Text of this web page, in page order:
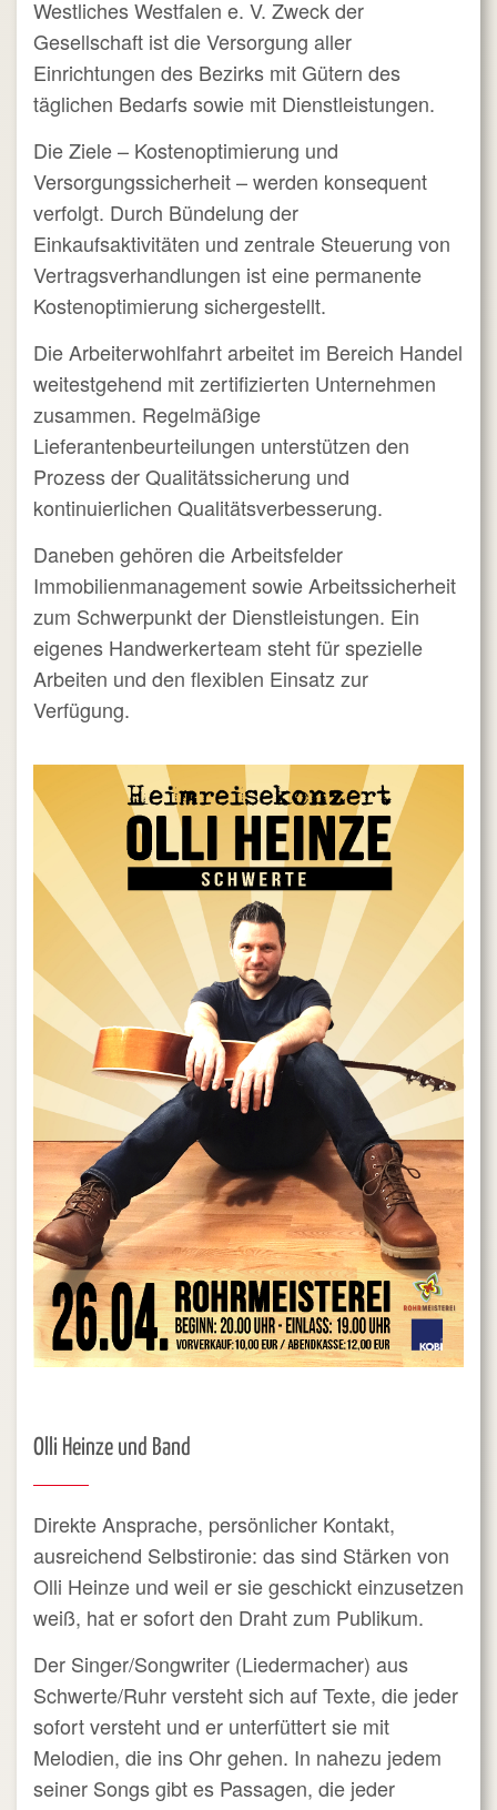
Westliches Westfalen e. V. Zweck der
Gesellschaft ist die Versorgung aller
Einrichtungen des Bezirks mit Gütern des
täglichen Bedarfs sowie mit Dienstleistungen.
Die Ziele – Kostenoptimierung und
Versorgungssicherheit – werden konsequent
verfolgt. Durch Bündelung der
Einkaufsaktivitäten und zentrale Steuerung von
Vertragsverhandlungen ist eine permanente
Kostenoptimierung sichergestellt.
Die Arbeiterwohlfahrt arbeitet im Bereich Handel
weitestgehend mit zertifizierten Unternehmen
zusammen. Regelmäßige
Lieferantenbeurteilungen unterstützen den
Prozess der Qualitätssicherung und
kontinuierlichen Qualitätsverbesserung.
Daneben gehören die Arbeitsfelder
Immobilienmanagement sowie Arbeitssicherheit
zum Schwerpunkt der Dienstleistungen. Ein
eigenes Handwerkerteam steht für spezielle
Arbeiten und den flexiblen Einsatz zur
Verfügung.
Olli Heinze und Band
Direkte Ansprache, persönlicher Kontakt,
ausreichend Selbstironie: das sind Stärken von
Olli Heinze und weil er sie geschickt einzusetzen
weiß, hat er sofort den Draht zum Publikum.
Der Singer/Songwriter (Liedermacher) aus
Schwerte/Ruhr versteht sich auf Texte, die jeder
sofort versteht und er unterfüttert sie mit
Melodien, die ins Ohr gehen. In nahezu jedem
seiner Songs gibt es Passagen, die jeder